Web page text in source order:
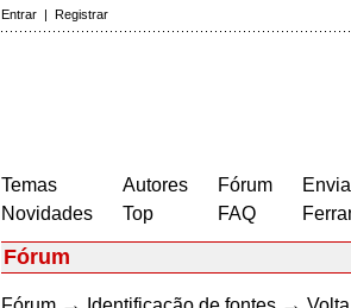
Entrar | Registrar
Temas
Novidades
Autores
Top
Fórum
FAQ
Fórum